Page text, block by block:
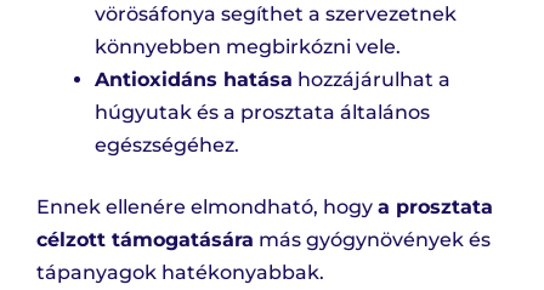
vörösáfonya segíthet a szervezetnek
könnyebben megbirkózni vele.
Antioxidáns hatása hozzájárulhat a
húgyutak és a prosztata általános
egészségéhez.
Ennek ellenére elmondható, hogy a prosztata
célzott támogatására más gyógynövények és
tápanyagok hatékonyabbak.